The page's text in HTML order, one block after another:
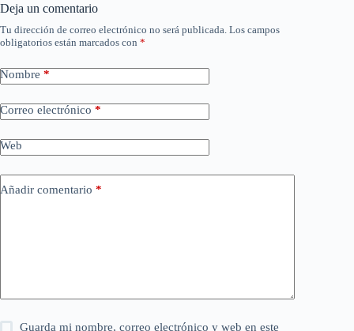
Deja un comentario
Tu dirección de correo electrónico no será publicada. Los campos
obligatorios están marcados con *
Nombre *
Correo electrónico *
Web
Añadir comentario *
Guarda mi nombre, correo electrónico y web en este